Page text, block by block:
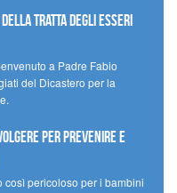
della tratta degli esseri
a Padre Fabio
del Dicastero per la
per prevenire e
così pericoloso per i bambini